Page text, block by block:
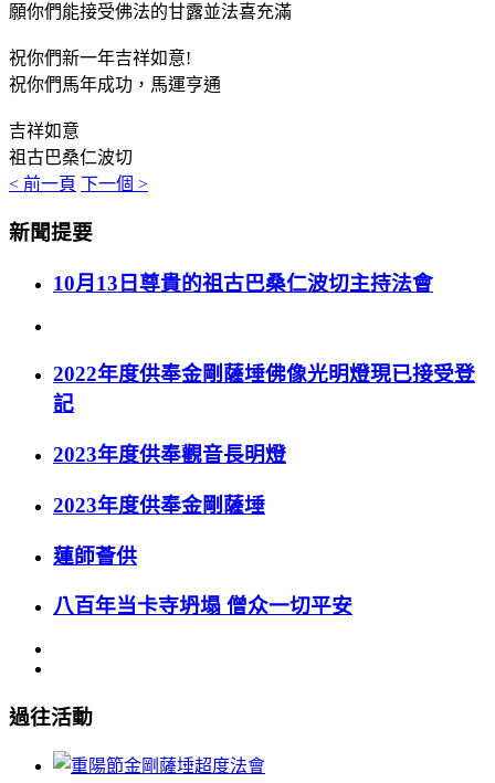
願你們能接受佛法的甘露並法喜充滿
祝你們新一年吉祥如意!
祝你們馬年成功，馬運亨通
吉祥如意
祖古巴桑仁波切
< 前一頁 下一個 >
新聞提要
10月13日尊貴的祖古巴桑仁波切主持法會
2022年度供奉金剛薩埵佛像光明燈現已接受登
記
2023年度供奉觀音長明燈
2023年度供奉金剛薩埵
蓮師薈供
八百年当卡寺坍塌 僧众一切平安
過往活動